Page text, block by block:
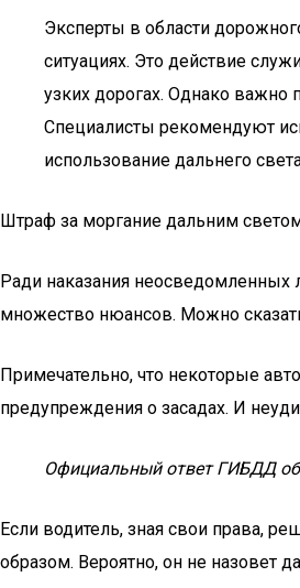
Эксперты в области
ситуациях. Это действие
узких дорогах. Однако важно
Специалисты рекомендуют
использование дальнего
Штраф за моргание дальним
Ради наказания неосведомленных
множество нюансов. Можно
Примечательно, что некоторые
предупреждения о засадах. И
Официальный ответ ГИБДД об
Если водитель, зная свои права,
образом. Вероятно, он не назовет